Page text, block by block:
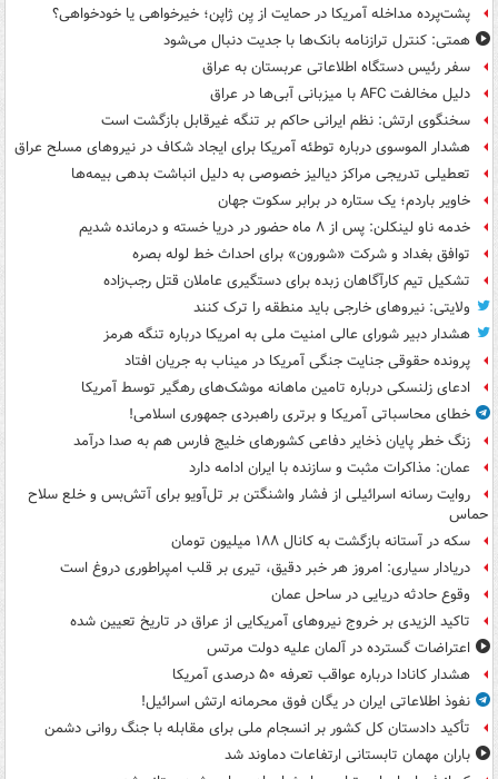
پشت‌پرده مداخله آمریکا در حمایت از یِن ژاپن؛ خیرخواهی یا خودخواهی؟
همتی: کنترل ترازنامه بانک‌ها با جدیت دنبال می‌شود
سفر رئیس دستگاه اطلاعاتی عربستان به عراق
دلیل مخالفت AFC با میزبانی آبی‌ها در عراق
سخنگوی ارتش: نظم ایرانی حاکم بر تنگه غیرقابل بازگشت است
هشدار الموسوی درباره توطئه آمریکا برای ایجاد شکاف در نیروهای مسلح عراق
تعطیلی تدریجی مراکز دیالیز خصوصی به دلیل انباشت بدهی بیمه‌ها
خاویر باردم؛ یک ستاره در برابر سکوت جهان
خدمه ناو لینکلن: پس از ۸ ماه حضور در دریا خسته و درمانده‌ شدیم
توافق بغداد و شرکت «شورون» برای احداث خط لوله بصره
تشکیل تیم کارآگاهان زبده برای دستگیری عاملان قتل رجب‌زاده
ولایتی: نیروهای خارجی باید منطقه را ترک کنند
هشدار دبیر شورای عالی امنیت ملی به امریکا درباره تنگه هرمز
پرونده حقوقی جنایت جنگی آمریکا در میناب به جریان افتاد
ادعای زلنسکی درباره تامین ماهانه موشک‌های رهگیر توسط آمریکا
خطای محاسباتی آمریکا و برتری راهبردی جمهوری اسلامی!
زنگ خطر پایان ذخایر دفاعی کشورهای خلیج فارس هم به صدا درآمد
عمان: مذاکرات مثبت و سازنده با ایران ادامه دارد
روایت رسانه اسرائیلی از فشار واشنگتن بر تل‌آویو برای آتش‌بس و خلع سلاح
حماس
سکه در آستانه بازگشت به کانال ۱۸۸ میلیون تومان
دریادار سیاری: امروز هر خبر دقیق، تیری بر قلب امپراطوری دروغ است
وقوع حادثه دریایی در ساحل عمان
تاکید الزیدی بر خروج نیروهای آمریکایی از عراق در تاریخ تعیین شده
اعتراضات گسترده در آلمان علیه دولت مرتس
هشدار کانادا درباره عواقب تعرفه ۵۰ درصدی آمریکا
نفوذ اطلاعاتی ایران در یگان فوق محرمانه ارتش اسرائیل!
تأکید دادستان کل کشور بر انسجام ملی برای مقابله با جنگ روانی دشمن
باران مهمان تابستانی ارتفاعات دماوند شد